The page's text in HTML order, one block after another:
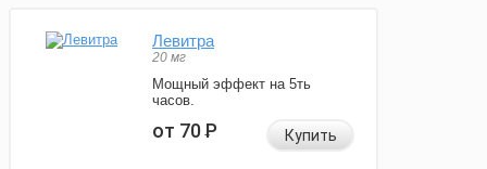
Левитра
20 мг
Мощный эффект на 5ть
часов.
от 70Р Купить